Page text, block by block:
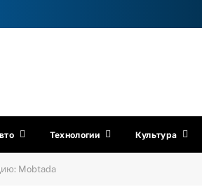
Технологии Культура
Mobtada